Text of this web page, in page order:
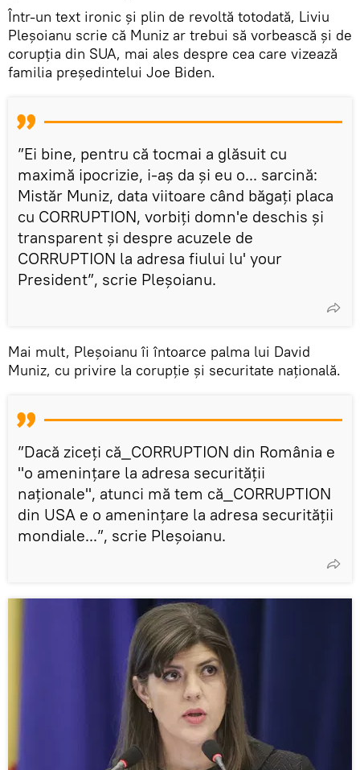
Într-un text ironic și plin de revoltă totodată, Liviu
Pleșoianu scrie că Muniz ar trebui să vorbească și de
corupția din SUA, mai ales despre cea care vizează
familia președintelui Joe Biden.
”Ei bine, pentru că tocmai a glăsuit cu
maximă ipocrizie, i-aș da și eu o... sarcină:
Mistăr Muniz, data viitoare când băgați placa
cu CORRUPTION, vorbiți domn'e deschis și
transparent și despre acuzele de
CORRUPTION la adresa fiului lu' your
President”, scrie Pleșoianu.
Mai mult, Pleșoianu îi întoarce palma lui David
Muniz, cu privire la corupție și securitate națională.
”Dacă ziceți că_CORRUPTION din România e
"o amenințare la adresa securității
naționale", atunci mă tem că_CORRUPTION
din USA e o amenințare la adresa securității
mondiale...”, scrie Pleșoianu.